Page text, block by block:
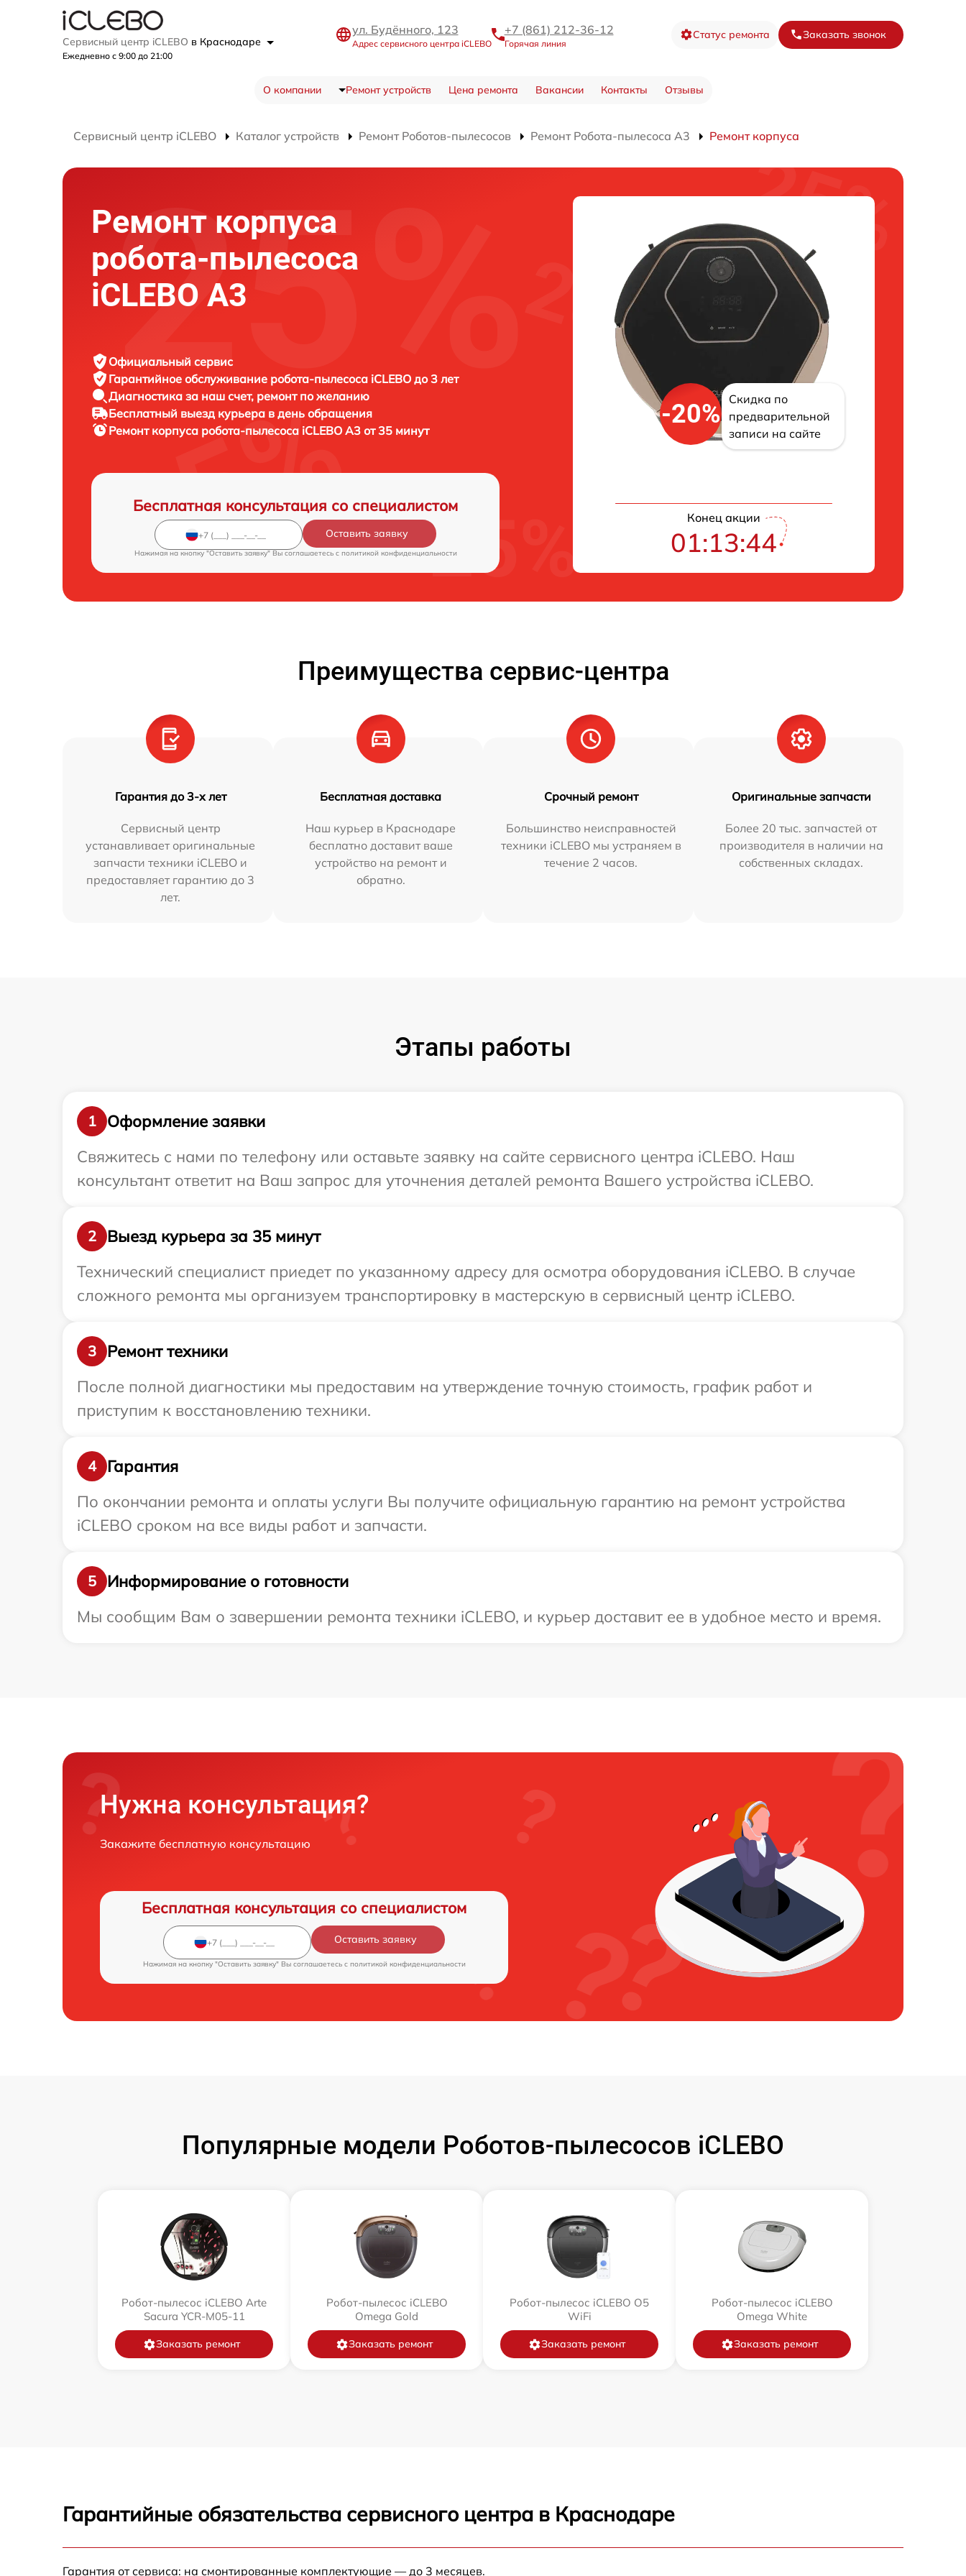
Сервисный центр iCLEBO в Краснодаре
Ежедневно с 9:00 до 21:00
ул. Будённого, 123
Адрес сервисного центра iCLEBO
+7 (861) 212-36-12
Горячая линия
Статус ремонта Заказать звонок
О компании Ремонт устройств Цена ремонта Вакансии Контакты Отзывы
Сервисный центр iCLEBO Каталог устройств Ремонт Роботов-пылесосов Ремонт Робота-пылесоса A3 Ремонт корпуса
Ремонт корпуса
робота-пылесоса
iCLEBO A3
Официальный сервис
Гарантийное обслуживание робота-пылесоса iCLEBO до 3 лет
Диагностика за наш счет, ремонт по желанию
Бесплатный выезд курьера в день обращения
Ремонт корпуса робота-пылесоса iCLEBO A3 от 35 минут
Бесплатная консультация со специалистом
Оставить заявку
Нажимая на кнопку "Оставить заявку" Вы соглашаетесь c политикой конфиденциальности
-20%
Скидка по
предварительной
записи на сайте
Конец акции
01:13:43
Преимущества сервис-центра
Гарантия до 3-х лет
Сервисный центр
устанавливает оригинальные
запчасти техники iCLEBO и
предоставляет гарантию до 3
лет.
Бесплатная доставка
Наш курьер в Краснодаре
бесплатно доставит ваше
устройство на ремонт и
обратно.
Срочный ремонт
Большинство неисправностей
техники iCLEBO мы устраняем в
течение 2 часов.
Оригинальные запчасти
Более 20 тыс. запчастей от
производителя в наличии на
собственных складах.
Этапы работы
1
Оформление заявки
Свяжитесь с нами по телефону или оставьте заявку на сайте сервисного центра iCLEBO. Наш
консультант ответит на Ваш запрос для уточнения деталей ремонта Вашего устройства iCLEBO.
2
Выезд курьера за 35 минут
Технический специалист приедет по указанному адресу для осмотра оборудования iCLEBO. В случае
сложного ремонта мы организуем транспортировку в мастерскую в сервисный центр iCLEBO.
3
Ремонт техники
После полной диагностики мы предоставим на утверждение точную стоимость, график работ и
приступим к восстановлению техники.
4
Гарантия
По окончании ремонта и оплаты услуги Вы получите официальную гарантию на ремонт устройства
iCLEBO сроком на все виды работ и запчасти.
5
Информирование о готовности
Мы сообщим Вам о завершении ремонта техники iCLEBO, и курьер доставит ее в удобное место и время.
Нужна консультация?
Закажите бесплатную консультацию
Бесплатная консультация со специалистом
Оставить заявку
Нажимая на кнопку "Оставить заявку" Вы соглашаетесь c политикой конфиденциальности
Популярные модели Роботов-пылесосов iCLEBO
Робот-пылесос iCLEBO Arte
Sacura YCR-M05-11
Заказать ремонт
Робот-пылесос iCLEBO
Omega Gold
Заказать ремонт
Робот-пылесос iCLEBO O5
WiFi
Заказать ремонт
Робот-пылесос iCLEBO
Omega White
Заказать ремонт
Гарантийные обязательства сервисного центра в Краснодаре
Гарантия от сервиса: на смонтированные комплектующие — до 3 месяцев.